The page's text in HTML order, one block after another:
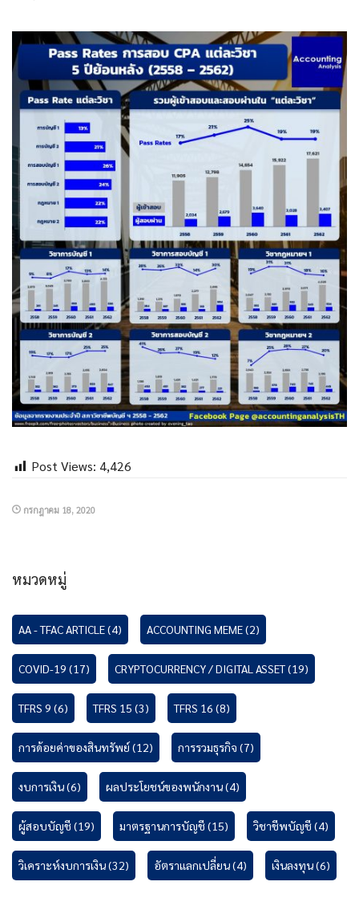
Post Views: 4,426
กรกฎาคม 18, 2020
หมวดหมู่
AA - TFAC ARTICLE(4) ACCOUNTING MEME(2)
COVID-19 (17) CRYPTOCURRENCY / DIGITAL ASSET(19)
TFRS 9 (6) TFRS 15 (3) TFRS 16 (8)
การด้อยค่าของสินทรัพย์(12) การรวมธุรกิจ (7)
งบการเงิน(6) ผลประโยชน์ของพนักงาน(4)
ผู้สอบบัญชี(19) มาตรฐานการบัญชี(15) วิชาชีพบัญชี(4)
วิเคราะห์งบการเงิน(32) อัตราแลกเปลี่ยน(4) เงินลงทุน(6)